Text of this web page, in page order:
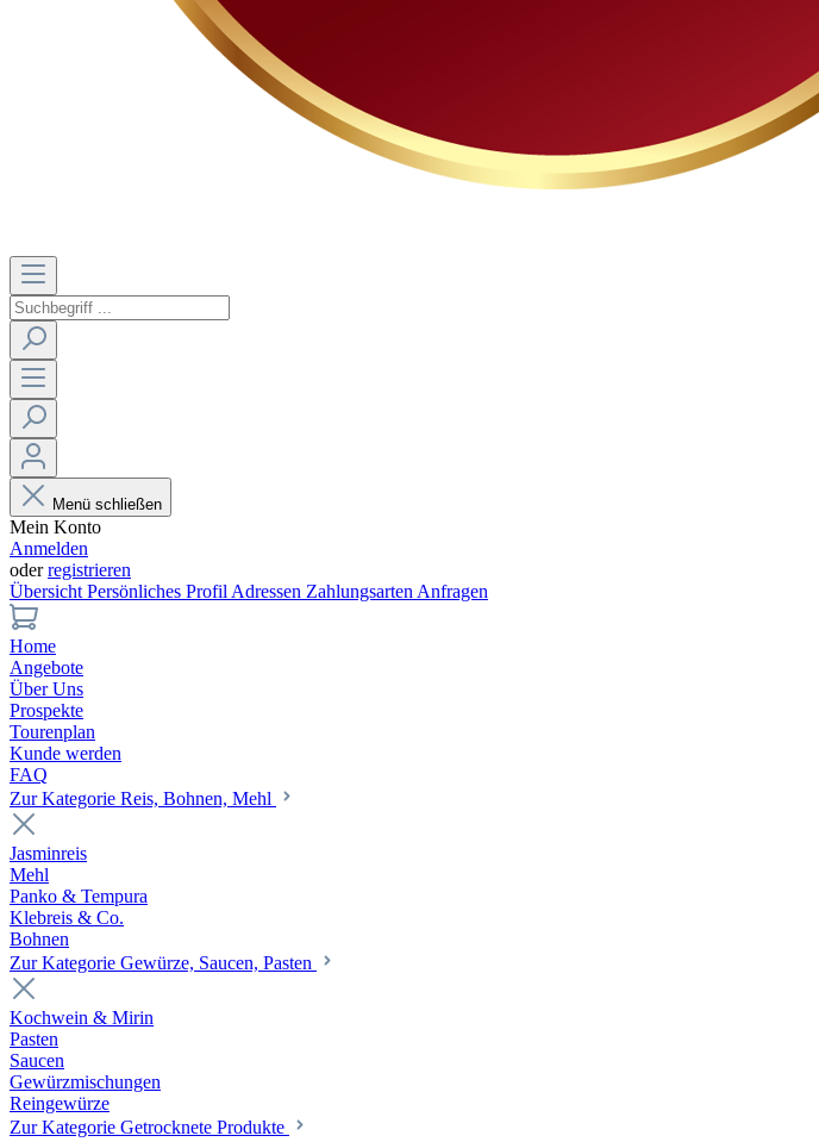
Menü schließen
Mein Konto
Anmelden
oderregistrieren
Übersicht Persönliches Profil Adressen Zahlungsarten Anfragen
Home
Angebote
Über Uns
Prospekte
Tourenplan
Kunde werden
FAQ
Zur Kategorie Reis, Bohnen, Mehl
Jasminreis
Mehl
Panko & Tempura
Klebreis & Co.
Bohnen
Zur Kategorie Gewürze, Saucen, Pasten
Kochwein & Mirin
Pasten
Saucen
Gewürzmischungen
Reingewürze
Zur Kategorie Getrocknete Produkte